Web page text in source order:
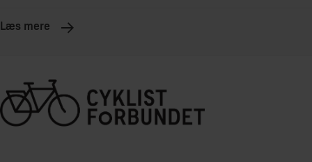
Læs mere